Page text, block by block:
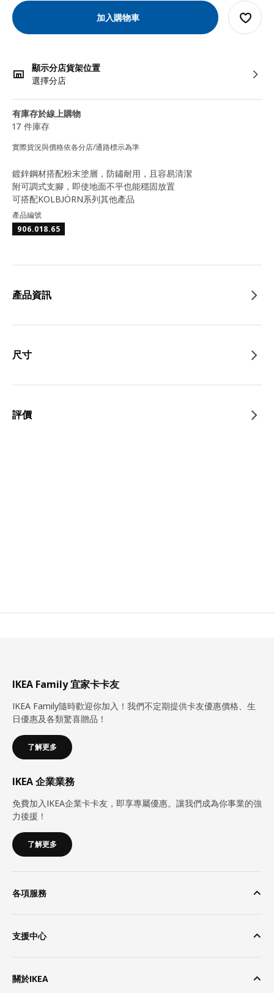
加入購物車
顯示分店貨架位置
選擇分店
有庫存於線上購物
17 件庫存
實際貨況與價格依各分店/通路標示為準
鍍鋅鋼材搭配粉末塗層，防鏽耐用，且容易清潔
附可調式支腳，即使地面不平也能穩固放置
可搭配KOLBJÖRN系列其他產品
產品編號
906.018.65
產品資訊
尺寸
評價
IKEA Family 宜家卡卡友
IKEA Family隨時歡迎你加入！我們不定期提供卡友優惠價格、生
日優惠及各類驚喜贈品！
了解更多
IKEA 企業業務
免費加入IKEA企業卡卡友，即享專屬優惠。讓我們成為你事業的強
力後援！
了解更多
各項服務
支援中心
關於IKEA